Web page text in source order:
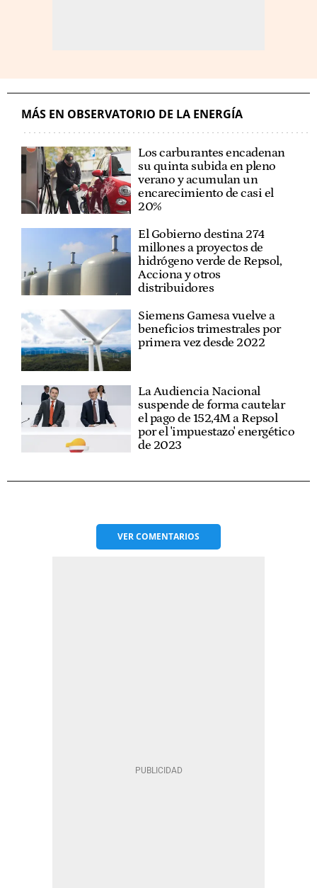
MÁS EN OBSERVATORIO DE LA ENERGÍA
Los carburantes encadenan
su quinta subida en pleno
verano y acumulan un
encarecimiento de casi el
20%
El Gobierno destina 274
millones a proyectos de
hidrógeno verde de Repsol,
Acciona y otros
distribuidores
Siemens Gamesa vuelve a
beneficios trimestrales por
primera vez desde 2022
La Audiencia Nacional
suspende de forma cautelar
el pago de 152,4M a Repsol
por el 'impuestazo' energético
de 2023
VERCOMENTARIOS